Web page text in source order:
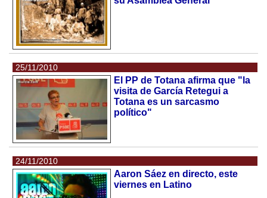
25/11/2010
El PP de Totana afirma que "la
visita de García Retegui a
Totana es un sarcasmo
político"
24/11/2010
Aaron Sáez en directo, este
viernes en Latino